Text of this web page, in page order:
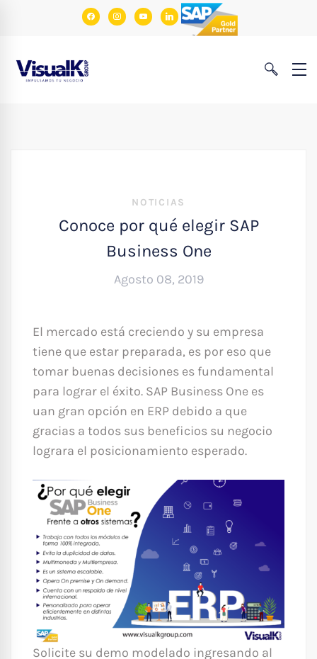
facebookinstagram
youtubelinkedin
NOTICIAS
Conoce por qué elegir SAP
Business One
Agosto 08, 2019
El mercado está creciendo y su empresa
tiene que estar preparada, es por eso que
tomar buenas decisiones es fundamental
para lograr el éxito. SAP Business One es
uan gran opción en ERP debido a que
gracias a todos sus beneficios su negocio
lograra el posicionamiento esperado.
Solicite su demo modelado ingresando al